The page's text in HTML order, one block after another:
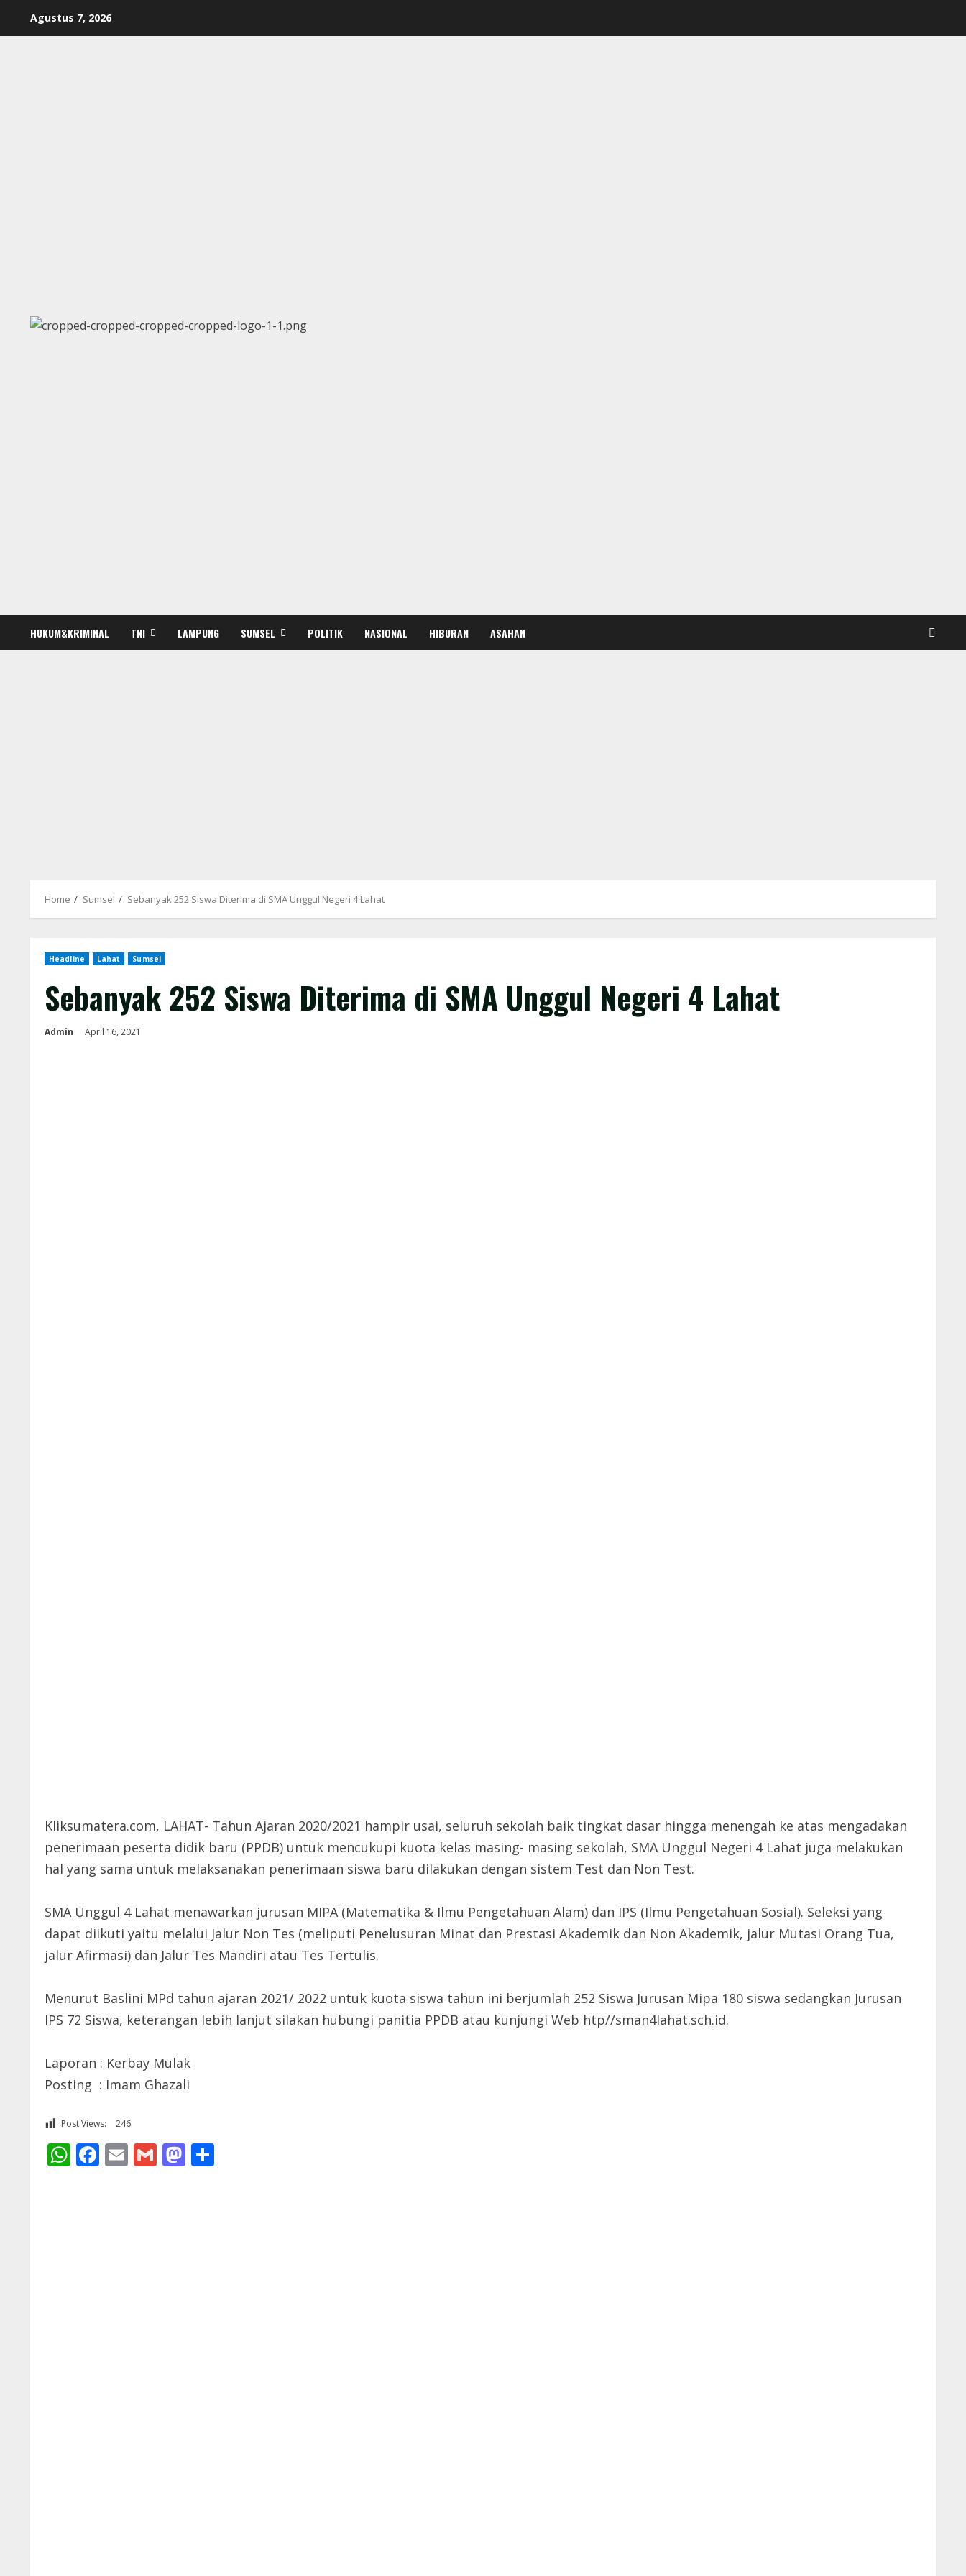
Agustus 7, 2026
HUKUM&KRIMINAL TNI LAMPUNG SUMSEL POLITIK NASIONAL HIBURAN ASAHAN
Home Sumsel Sebanyak 252 Siswa Diterima di SMA Unggul Negeri 4 Lahat
Headline Lahat Sumsel
Sebanyak 252 Siswa Diterima di SMA Unggul Negeri 4 Lahat
Admin April 16, 2021
Kliksumatera.com, LAHAT- Tahun Ajaran 2020/2021 hampir usai, seluruh sekolah baik tingkat dasar hingga menengah ke atas mengadakan
penerimaan peserta didik baru (PPDB) untuk mencukupi kuota kelas masing- masing sekolah, SMA Unggul Negeri 4 Lahat juga melakukan
hal yang sama untuk melaksanakan penerimaan siswa baru dilakukan dengan sistem Test dan Non Test.
SMA Unggul 4 Lahat menawarkan jurusan MIPA (Matematika & Ilmu Pengetahuan Alam) dan IPS (Ilmu Pengetahuan Sosial). Seleksi yang
dapat diikuti yaitu melalui Jalur Non Tes (meliputi Penelusuran Minat dan Prestasi Akademik dan Non Akademik, jalur Mutasi Orang Tua,
jalur Afirmasi) dan Jalur Tes Mandiri atau Tes Tertulis.
Menurut Baslini MPd tahun ajaran 2021/ 2022 untuk kuota siswa tahun ini berjumlah 252 Siswa Jurusan Mipa 180 siswa sedangkan Jurusan
IPS 72 Siswa, keterangan lebih lanjut silakan hubungi panitia PPDB atau kunjungi Web htp//sman4lahat.sch.id.
Laporan : Kerbay Mulak
Posting : Imam Ghazali
Post Views: 246
WhatsApp
Facebook
EmailGmailMastodon